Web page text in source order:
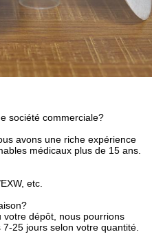
société commerciale?
avons une riche expérience
médicaux plus de 15 ans.
etc.
votre dépôt, nous pourrions
25 jours selon votre quantité.